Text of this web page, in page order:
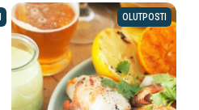
OLUTPOSTI